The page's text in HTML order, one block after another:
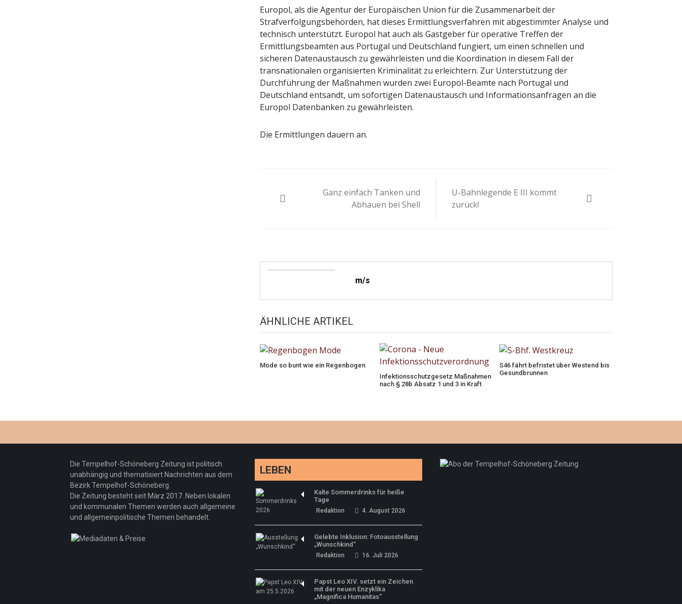
Europol, als die Agentur der Europäischen Union für die Zusammenarbeit der
Strafverfolgungsbehörden, hat dieses Ermittlungsverfahren mit abgestimmter Analyse und
technisch unterstützt. Europol hat auch als Gastgeber für operative Treffen der
Ermittlungsbeamten aus Portugal und Deutschland fungiert, um einen schnellen und
sicheren Datenaustausch zu gewährleisten und die Koordination in diesem Fall der
transnationalen organisierten Kriminalität zu erleichtern. Zur Unterstützung der
Durchführung der Maßnahmen wurden zwei Europol-Beamte nach Portugal und
Deutschland entsandt, um sofortigen Datenaustausch und Informationsanfragen an die
Europol Datenbanken zu gewährleisten.
Die Ermittlungen dauern an.
Ganz einfach Tanken und
Abhauen bei Shell
U-Bahnlegende E III kommt
zurück!
m/s
ÄHNLICHE ARTIKEL
Mode so bunt wie ein Regenbogen
Infektionsschutzgesetz Maßnahmen
nach § 28b Absatz 1 und 3 in Kraft
S46 fährt befristet über Westend bis
Gesundbrunnen
Die Tempelhof-Schöneberg Zeitung ist politisch
unabhängig und thematisiert Nachrichten aus dem
Bezirk Tempelhof-Schöneberg.
Die Zeitung besteht seit März 2017. Neben lokalen
und kommunalen Themen werden auch allgemeine
und allgemeinpolitische Themen behandelt.
LEBEN
Kalte Sommerdrinks für heiße
Tage
Redaktion 4. August 2026
Gelebte Inklusion: Fotoausstellung
„Wunschkind“
Redaktion 16. Juli 2026
Papst Leo XIV. setzt ein Zeichen
mit der neuen Enzyklika
„Magnifica Humanitas“